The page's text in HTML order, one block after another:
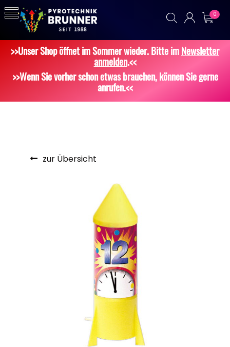
0
>>Unser Shop öffnet im Sommer wieder. Bitte imNewsletter
anmelden.<<
>>Wenn Sie vorher schon etwas brauchen, können Sie gerne
anrufen.<<
zur Übersicht